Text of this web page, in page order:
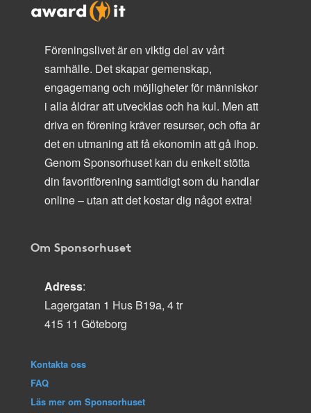
Föreningslivet är en viktig del av vårt
samhälle. Det skapar gemenskap,
engagemang och möjligheter för människor
i alla åldrar att utvecklas och ha kul. Men att
driva en förening kräver resurser, och ofta är
det en utmaning att få ekonomin att gå ihop.
Genom Sponsorhuset kan du enkelt stötta
din favoritförening samtidigt som du handlar
online – utan att det kostar dig något extra!
Om Sponsorhuset
Adress:
Lagergatan 1 Hus B19a, 4 tr
415 11 Göteborg
Kontakta oss
FAQ
Läs mer om Sponsorhuset